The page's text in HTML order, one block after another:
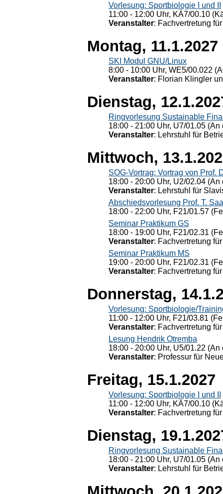
Vorlesung: Sportbiologie I und II
11:00 - 12:00 Uhr, KÄ7/00.10
Veranstalter: Fachvertretung
Montag, 11.1.2027
SKI Modul GNU/Linux
8:00 - 10:00 Uhr, WE5/00.022
Veranstalter: Florian Klingler
Dienstag,
Ringvorlesung Sustainable
18:00 - 21:00 Uhr, U7/01.05
Veranstalter: Lehrstuhl für
Mittwoch,
SOG-Vortrag: Vortrag von Prof.
18:00 - 20:00 Uhr, U2/02.04
Veranstalter: Lehrstuhl für
Abschiedsvorlesung Prof. T.
18:00 - 22:00 Uhr, F21/01.57
Seminar Praktikum GS
18:00 - 19:00 Uhr, F21/02.31
Veranstalter: Fachvertretung
Seminar Praktikum MS
19:00 - 20:00 Uhr, F21/02.31
Veranstalter: Fachvertretung
Donnerstag,
Vorlesung: Sportbiologie/
11:00 - 12:00 Uhr, F21/03.81
Veranstalter: Fachvertretung
Lesung Hendrik Otremba
18:00 - 20:00 Uhr, U5/01.22
Veranstalter: Professur für
Freitag, 15.1.2027
Vorlesung: Sportbiologie I und II
11:00 - 12:00 Uhr, KÄ7/00.10
Veranstalter: Fachvertretung
Dienstag,
Ringvorlesung Sustainable
18:00 - 21:00 Uhr, U7/01.05
Veranstalter: Lehrstuhl für